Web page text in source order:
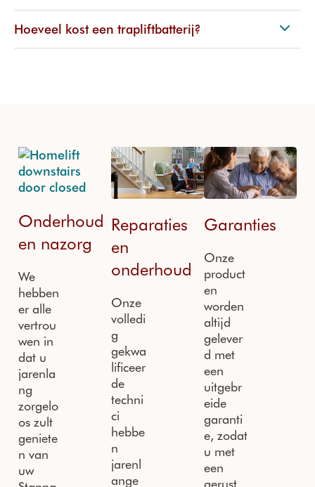
Hoeveel kost een trapliftbatterij?
Onderhoud
en nazorg
We
hebben
er alle
vertrou
wen in
dat u
jarenla
ng
zorgelo
os zult
geniete
n van
uw
Reparaties
en
onderhoud
Onze
volledi
g
gekwa
lificeer
de
techni
ci
hebbe
n
jarenl
ange
Garanties
Onze
product
en
worden
altijd
gelever
d met
een
uitgebr
eide
garanti
e, zodat
u met
een
gerust